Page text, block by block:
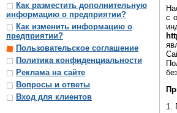
Как разместить дополнительную
информацию о предприятии?
Как изменить информацию о
предприятии?
Пользовательское соглашение
Политика конфиденциальности
Реклама на сайте
Вопросы и ответы
Вход для клиентов
с
1.